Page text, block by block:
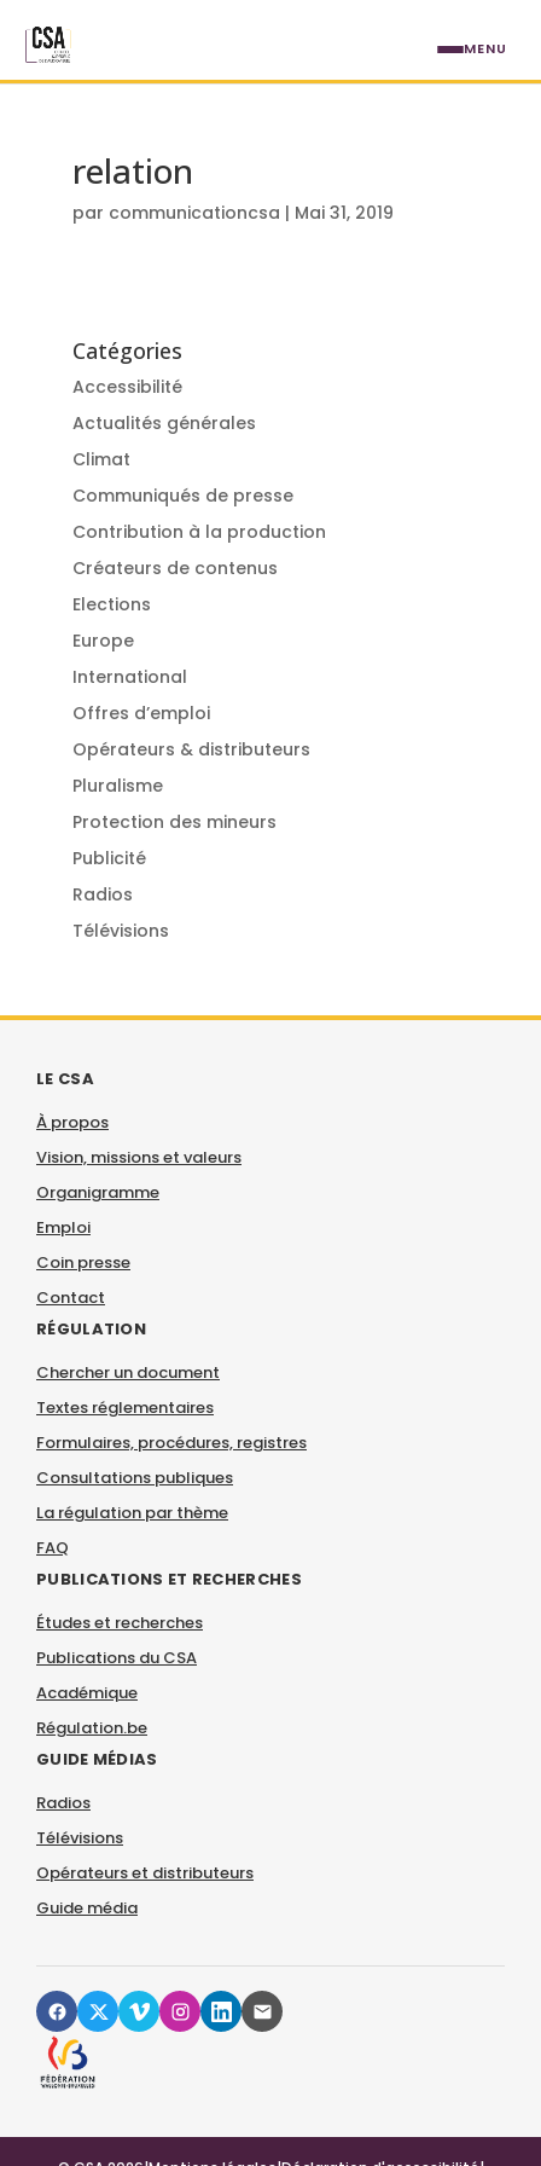
relation
par communicationcsa | Mai 31, 2019
Catégories
Accessibilité
Actualités générales
Climat
Communiqués de presse
Contribution à la production
Créateurs de contenus
Elections
Europe
International
Offres d’emploi
Opérateurs & distributeurs
Pluralisme
Protection des mineurs
Publicité
Radios
Télévisions
LE CSA
À propos
Vision, missions et valeurs
Organigramme
Emploi
Coin presse
Contact
RÉGULATION
Chercher un document
Textes réglementaires
Formulaires, procédures, registres
Consultations publiques
La régulation par thème
FAQ
PUBLICATIONS ET RECHERCHES
Études et recherches
Publications du CSA
Académique
Régulation.be
GUIDE MÉDIAS
Radios
Télévisions
Opérateurs et distributeurs
Guide média
MENU